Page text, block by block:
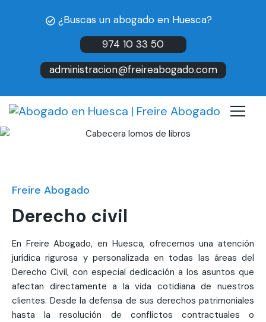
¿Buscas un abogado en Huesca?
974 10 33 50
administracion@freireabogado.com
Freire Abogado
Derecho civil
En Freire Abogado, en Huesca, ofrecemos una atención
jurídica rigurosa y personalizada en todas las áreas del
Derecho Civil, con especial dedicación a los asuntos que
afectan directamente a la vida cotidiana de nuestros
clientes. Desde la defensa de sus derechos patrimoniales
hasta la resolución de conflictos contractuales o